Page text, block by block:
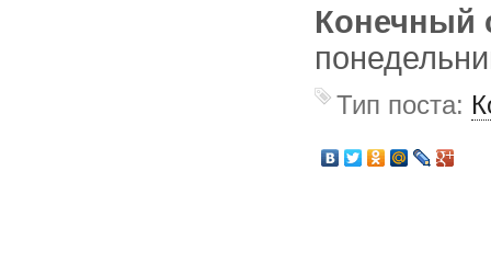
Конечный
Тип поста: